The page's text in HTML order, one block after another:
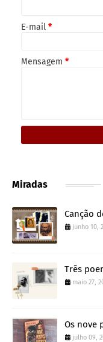
E-mail *
Mensagem *
Miradas
Canção
junho 10,
Três
maio 27,
Os nove
julho 09,